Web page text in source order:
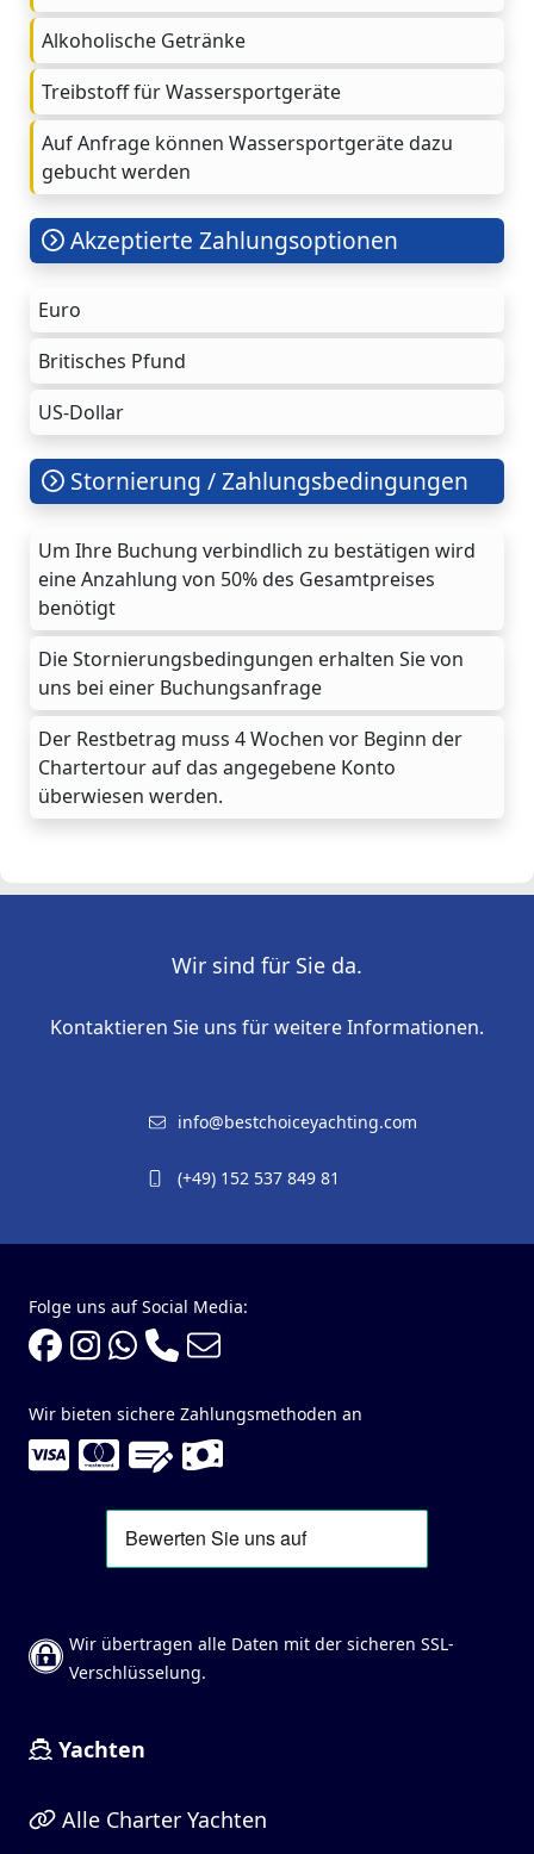
Alkoholische Getränke
Treibstoff für Wassersportgeräte
Auf Anfrage können Wassersportgeräte dazu
gebucht werden
Akzeptierte Zahlungsoptionen
Euro
Britisches Pfund
US-Dollar
Stornierung / Zahlungsbedingungen
Um Ihre Buchung verbindlich zu bestätigen wird
eine Anzahlung von 50% des Gesamtpreises
benötigt
Die Stornierungsbedingungen erhalten Sie von
uns bei einer Buchungsanfrage
Der Restbetrag muss 4 Wochen vor Beginn der
Chartertour auf das angegebene Konto
überwiesen werden.
Wir sind für Sie da.
Kontaktieren Sie uns für weitere Informationen.
info@bestchoiceyachting.com
(+49) 152 537 849 81
Folge uns auf Social Media:
Wir bieten sichere Zahlungsmethoden an
Wir übertragen alle Daten mit der sicheren SSL-
Verschlüsselung.
Yachten
Alle Charter Yachten